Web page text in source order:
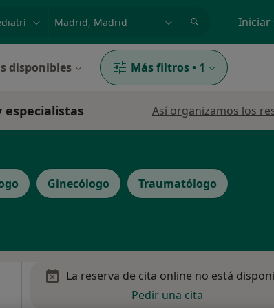
o nombre Iniciar
disponibles Más filtros • 1
Así organizamos los
Ginecólogo Traumatólogo
La reserva de cita online no está
Pedir una cita